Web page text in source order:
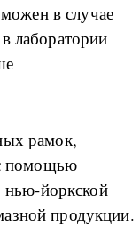
в случае
лаборатории
рамок,
помощью
йоркской
продукции.